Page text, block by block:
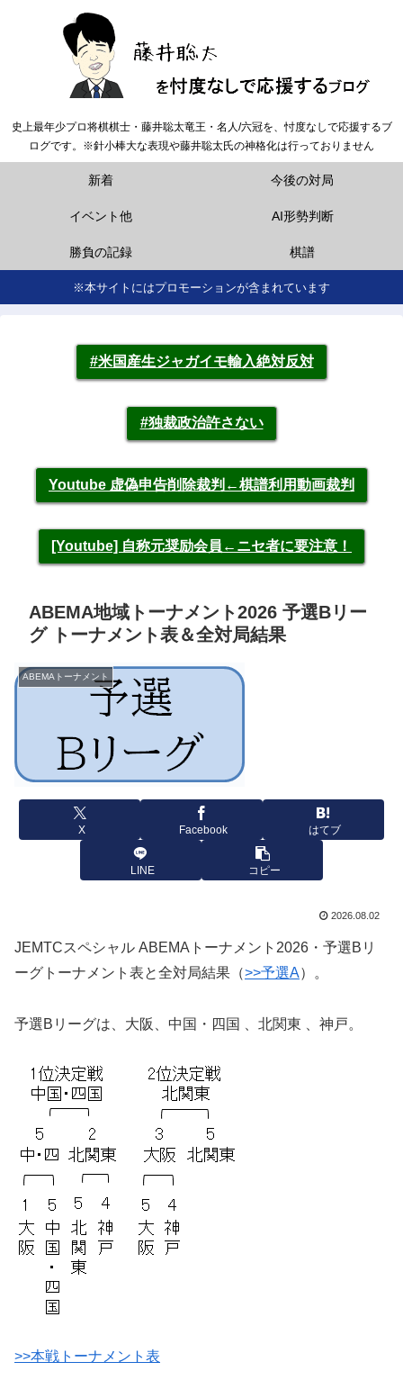
史上最年少プロ将棋棋士・藤井聡太竜王・名人/六冠を、忖度なしで応援するブ
ログです。※針小棒大な表現や藤井聡太氏の神格化は行っておりません
新着 今後の対局
イベント他 AI形勢判断
勝負の記録 棋譜
※本サイトにはプロモーションが含まれています
#米国産生ジャガイモ輸入絶対反対
#独裁政治許さない
Youtube 虚偽申告削除裁判←棋譜利用動画裁判
[Youtube] 自称元奨励会員←ニセ者に要注意！
ABEMA地域トーナメント2026 予選Bリー
グ トーナメント表＆全対局結果
ABEMAトーナメント
X Facebook はてブ
LINE コピー
2026.08.02
JEMTCスペシャル ABEMAトーナメント2026・予選Bリ
ーグトーナメント表と全対局結果（>>予選A）。
予選Bリーグは、大阪、中国・四国 、北関東 、神戸。
>>本戦トーナメント表